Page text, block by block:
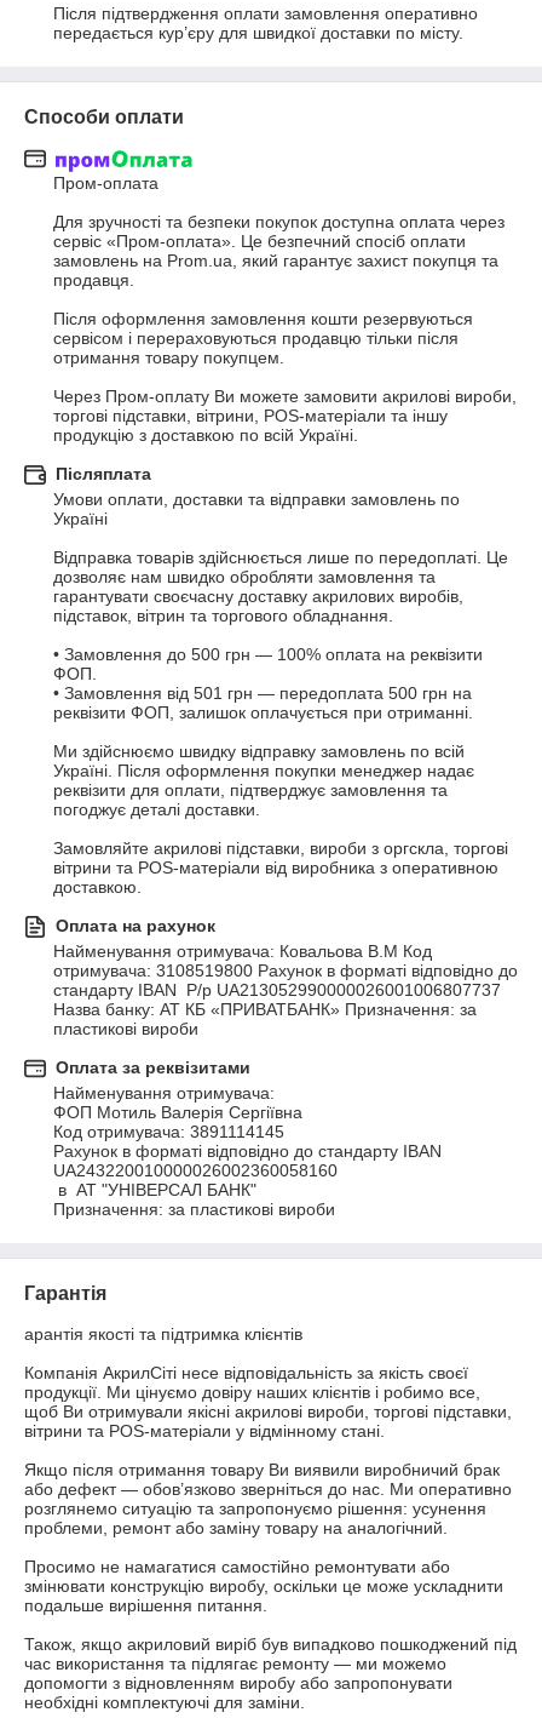
Після підтвердження оплати замовлення оперативно
передається кур’єру для швидкої доставки по місту.
Способи оплати
Пром-оплата
Для зручності та безпеки покупок доступна оплата через
сервіс «Пром-оплата». Це безпечний спосіб оплати
замовлень на Prom.ua, який гарантує захист покупця та
продавця.
Після оформлення замовлення кошти резервуються
сервісом і перераховуються продавцю тільки після
отримання товару покупцем.
Через Пром-оплату Ви можете замовити акрилові вироби,
торгові підставки, вітрини, POS-матеріали та іншу
продукцію з доставкою по всій Україні.
Післяплата
Умови оплати, доставки та відправки замовлень по
Україні
Відправка товарів здійснюється лише по передоплаті. Це
дозволяє нам швидко обробляти замовлення та
гарантувати своєчасну доставку акрилових виробів,
підставок, вітрин та торгового обладнання.
• Замовлення до 500 грн — 100% оплата на реквізити
ФОП.
• Замовлення від 501 грн — передоплата 500 грн на
реквізити ФОП, залишок оплачується при отриманні.
Ми здійснюємо швидку відправку замовлень по всій
Україні. Після оформлення покупки менеджер надає
реквізити для оплати, підтверджує замовлення та
погоджує деталі доставки.
Замовляйте акрилові підставки, вироби з оргскла, торгові
вітрини та POS-матеріали від виробника з оперативною
доставкою.
Оплата на рахунок
Найменування отримувача: Ковальова В.М Код
отримувача: 3108519800 Рахунок в форматі відповідно до
стандарту IBAN  Р/р UA213052990000026001006807737
Назва банку: АТ КБ «ПРИВАТБАНК» Призначення: за
пластикові вироби
Оплата за реквізитами
Найменування отримувача:
ФОП Мотиль Валерія Сергіївна
Код отримувача: 3891114145
Рахунок в форматі відповідно до стандарту IBAN
UA243220010000026002360058160
Призначення: за пластикові вироби
Гарантія
арантія якості та підтримка клієнтів
Компанія АкрилСіті несе відповідальність за якість своєї
продукції. Ми цінуємо довіру наших клієнтів і робимо все,
щоб Ви отримували якісні акрилові вироби, торгові підставки,
вітрини та POS-матеріали у відмінному стані.
Якщо після отримання товару Ви виявили виробничий брак
або дефект — обов’язково зверніться до нас. Ми оперативно
розглянемо ситуацію та запропонуємо рішення: усунення
проблеми, ремонт або заміну товару на аналогічний.
Просимо не намагатися самостійно ремонтувати або
змінювати конструкцію виробу, оскільки це може ускладнити
подальше вирішення питання.
Також, якщо акриловий виріб був випадково пошкоджений під
час використання та підлягає ремонту — ми можемо
допомогти з відновленням виробу або запропонувати
необхідні комплектуючі для заміни.